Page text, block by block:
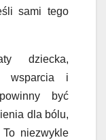
sami tego
dziecka,
wsparcia i
być
dla bólu,
niezwykle